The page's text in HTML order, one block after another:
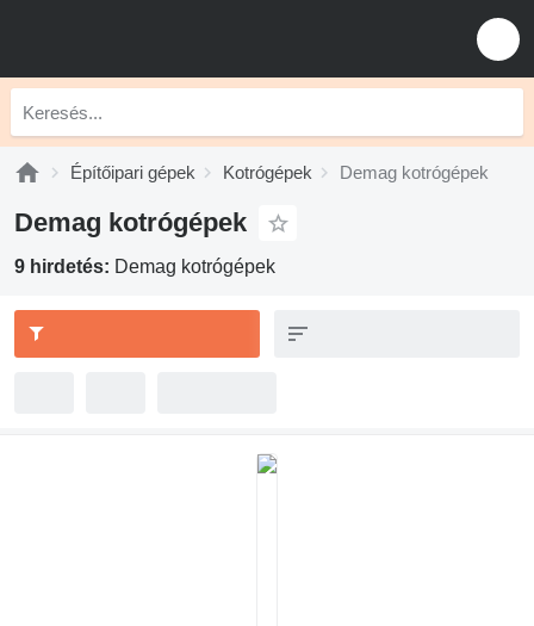
Építőipari gépek Kotrógépek Demag kotrógépek
Demag kotrógépek
9 hirdetés: Demag kotrógépek